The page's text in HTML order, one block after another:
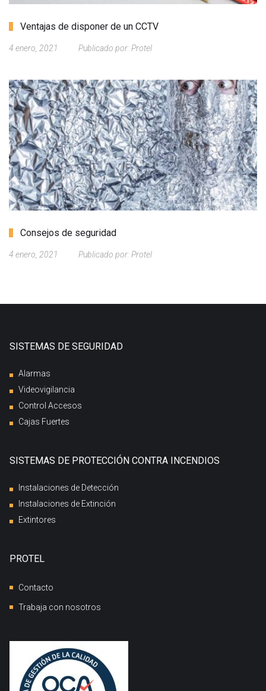
Ventajas de disponer de un CCTV
4 enero, 2021 Publicado por: Protel
Consejos de seguridad
4 enero, 2021 Publicado por: Protel
SISTEMAS DE SEGURIDAD
Alarmas
Videovigilancia
Control Accesos
Cajas Fuertes
SISTEMAS DE PROTECCIÓN CONTRA INCENDIOS
Instalaciones de Detección
Instalaciones de Extinción
Extintores
PROTEL
Contacto
Trabaja con nosotros